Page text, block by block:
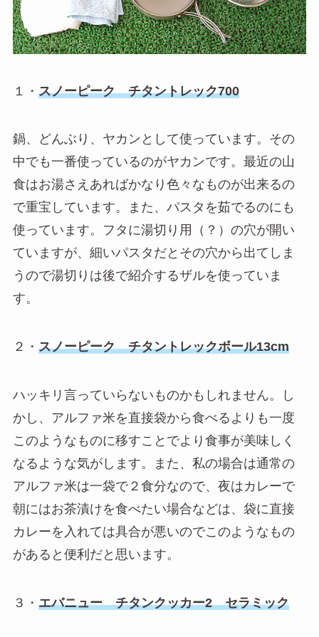
１・ スノーピーク チタントレック700
鍋、どんぶり、ヤカンとして使っています。その
中でも一番使っているのがヤカンです。最近の山
食はお湯さえあればかなり色々なものが出来るの
で重宝しています。また、パスタを茹でるのにも
使っています。フタに湯切り用（？）の穴が開い
ていますが、細いパスタだとその穴から出てしま
うので湯切りは後で紹介するザルを使っていま
す。
２・ スノーピーク チタントレックボール13cm
ハッキリ言っていらないものかもしれません。し
かし、アルファ米を直接袋から食べるよりも一度
このようなものに移すことでより食事が美味しく
なるような気がします。また、私の場合は通常の
アルファ米は一袋で２食分なので、夜はカレーで
朝にはお茶漬けを食べたい場合などは、袋に直接
カレーを入れては具合が悪いのでこのようなもの
があると便利だと思います。
３・ エバニュー チタンクッカー2 セラミック